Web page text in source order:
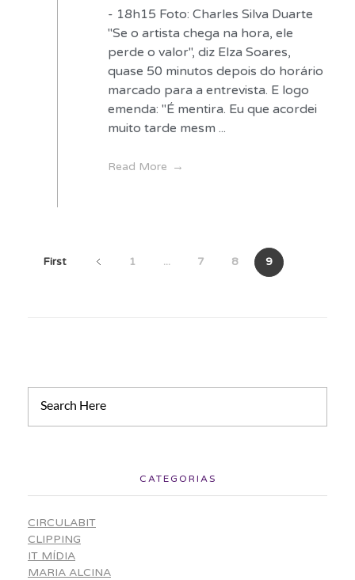
- 18h15 Foto: Charles Silva Duarte
"Se o artista chega na hora, ele
perde o valor", diz Elza Soares,
quase 50 minutos depois do horário
marcado para a entrevista. E logo
emenda: "É mentira. Eu que acordei
muito tarde mesm ...
Read More
First 1 ... 7 8 9
CATEGORIAS
CIRCULABIT
CLIPPING
IT MÍDIA
MARIA ALCINA